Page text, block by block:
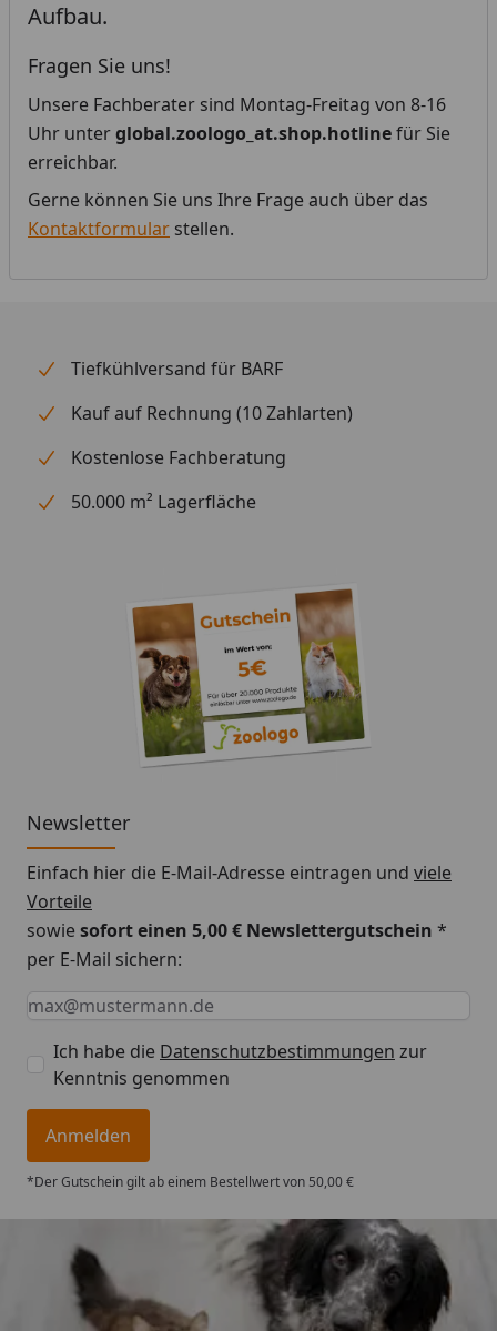
Aufbau.
Fragen Sie uns!
Unsere Fachberater sind Montag-Freitag von 8-16
Uhr unterglobal.zoologo_at.shop.hotlinefür Sie
erreichbar.
Gerne können Sie uns Ihre Frage auch über das
Kontaktformular stellen.
Tiefkühlversand für BARF
Kauf auf Rechnung (10 Zahlarten)
Kostenlose Fachberatung
50.000 m² Lagerfläche
Newsletter
Einfach hier die E-Mail-Adresse eintragen und viele
Vorteile
sowiesofort einen 5,00 € Newslettergutschein *
per E-Mail sichern:
Keine Eingabe erforderlich
Eingabe erforderlich
E-Mail *
Ich habe die Datenschutzbestimmungen zur
Kenntnis genommen
Anmelden
*Der Gutschein gilt ab einem Bestellwert von 50,00 €
Trusted Shops